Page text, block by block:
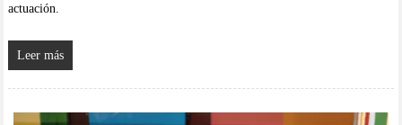
actuación.
Leer más